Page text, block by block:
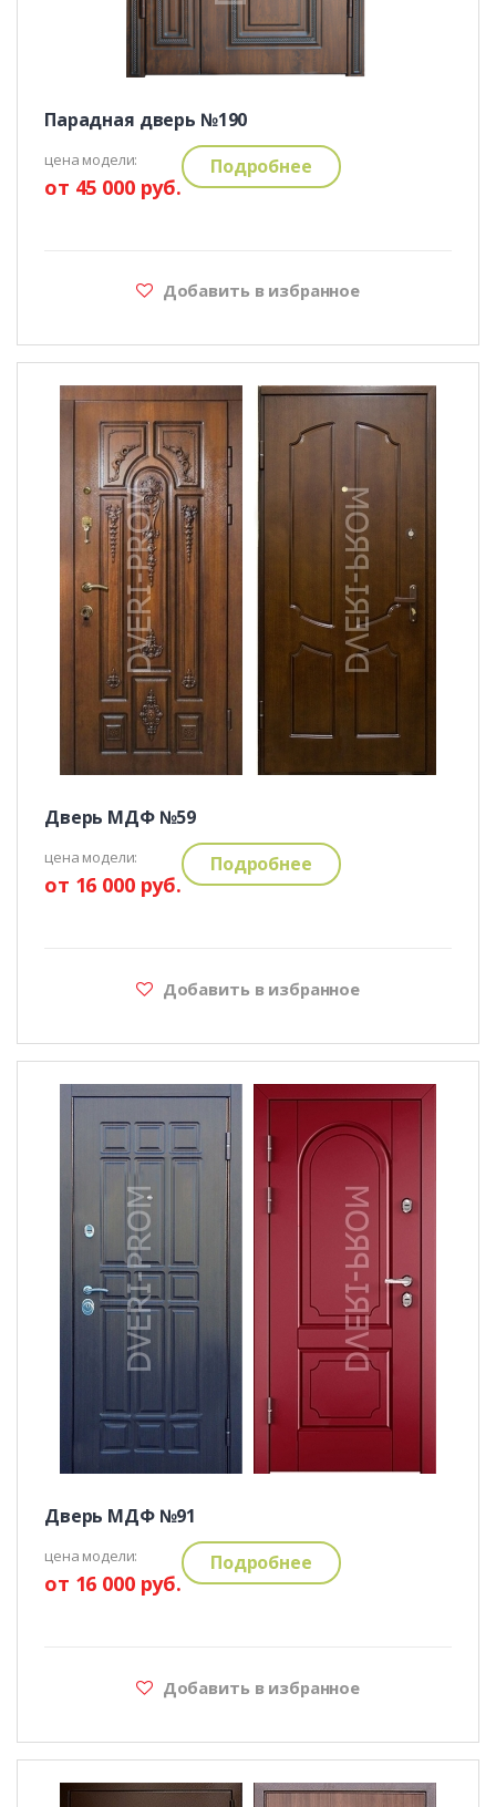
Парадная дверь №190
цена модели:
от 45 000 руб.
Подробнее
Добавить в избранное
Дверь МДФ №59
цена модели:
от 16 000 руб.
Подробнее
Добавить в избранное
Дверь МДФ №91
цена модели:
от 16 000 руб.
Подробнее
Добавить в избранное